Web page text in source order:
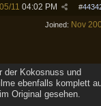
#
11 04:02 PM
Joined: Nov
der Kokosnuss und
ebenfalls komplett
Original gesehen.